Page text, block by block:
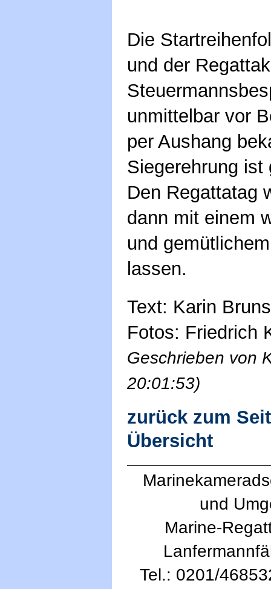
Die
und der
unmittelbar vor
per Aushang
Siegerehrung ist
Den Regattatag
dann mit einem
und
lassen.
Text: Karin Bruns
Fotos: Friedrich
Geschrieben von
20:01:53)
zurück zum
Übersicht
und
Marine-
Tel.: 0201/